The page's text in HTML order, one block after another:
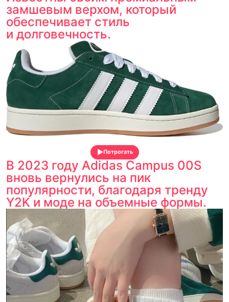
замшевым верхом, который
обеспечивает стиль
и долговечность.
Потрогать
В 2023 году Adidas Campus 00S
вновь вернулись на пик
популярности, благодаря тренду
Y2K и моде на объемные формы.